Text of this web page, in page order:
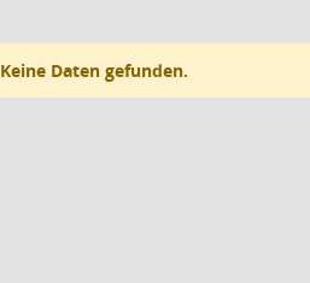
Keine Daten gefunden.